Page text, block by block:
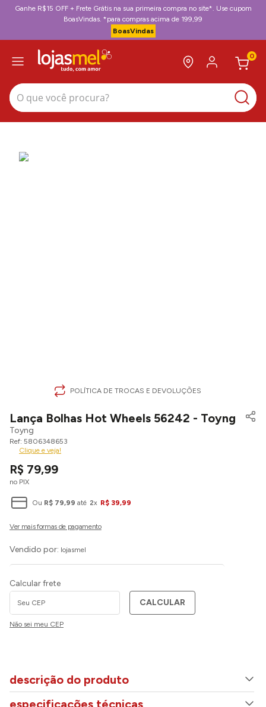
Ganhe R$15 OFF + Frete Grátis na sua primeira compra no site*. Use cupom
BoasVindas. *para compras acima de 199,99
BoasVindas
0
O que você procura?
POLÍTICA DE TROCAS E DEVOLUÇÕES
Lança Bolhas Hot Wheels 56242 - Toyng
Toyng
5806348653
Clique e veja!
R$ 79,99
no PIX
Ou R$ 79,99 até 2x R$ 39,99
Vendido por: lojasmel
Calcular frete
CALCULAR
Não sei meu CEP
descrição do produto
especificações técnicas